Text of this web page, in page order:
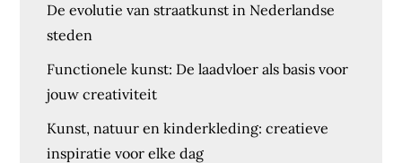
De evolutie van straatkunst in Nederlandse
steden
Functionele kunst: De laadvloer als basis voor
jouw creativiteit
Kunst, natuur en kinderkleding: creatieve
inspiratie voor elke dag